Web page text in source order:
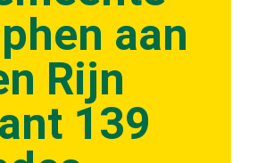
aan
Rijn
139